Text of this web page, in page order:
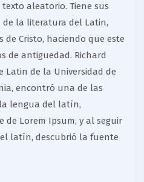
aleatorio. Tiene sus
de la literatura del Latin,
Cristo, haciendo que este
de antiguedad. Richard
Latin de la Universidad de
encontró una de las
lengua del latín,
de Lorem Ipsum, y al seguir
latín, descubrió la fuente